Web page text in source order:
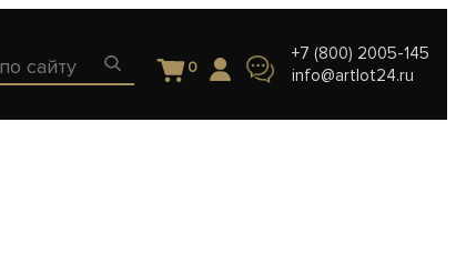
0
+7 (800) 2005-145
info@artlot24.ru